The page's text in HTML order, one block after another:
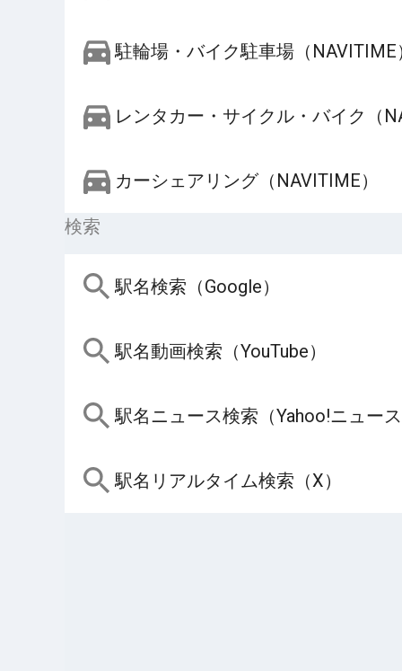
駐輪場・バイク駐車場（NAVITIME
レンタカー・サイクル・バイク（
カーシェアリング（NAVITIME）
検索
駅名検索（Google）
駅名動画検索（YouTube）
駅名ニュース検索（Yahoo!ニュー
駅名リアルタイム検索（X）